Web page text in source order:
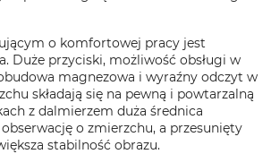
o komfortowej pracy jest
Duże przyciski, możliwość obsługi w
magnezowa i wyraźny odczyt w
składają się na pewną i powtarzalną
z dalmierzem duża średnica
o zmierzchu, a przesunięty
stabilność obrazu.